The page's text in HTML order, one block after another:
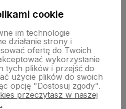
cookie
im technologie
działanie strony i
ofertę do Twoich
wykorzystanie
tych plików i przejść do
użycie plików do swoich
opcję "Dostosuj zgody".
przeczytasz w naszej